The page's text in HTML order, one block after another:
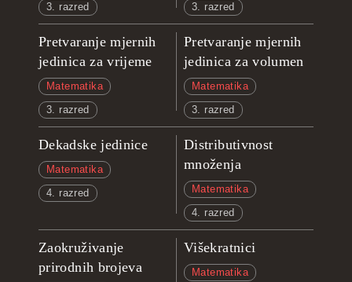
3. razred
3. razred
Pretvaranje mjernih
jedinica za vrijeme
Matematika
3. razred
Pretvaranje mjernih
jedinica za volumen
Matematika
3. razred
Dekadske jedinice
Matematika
4. razred
Distributivnost
množenja
Matematika
4. razred
Zaokruživanje
prirodnih brojeva
Višekratnici
Matematika